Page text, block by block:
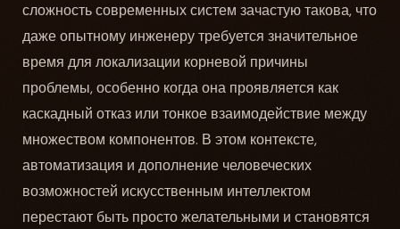
сложность современных систем зачастую такова, что
даже опытному инженеру требуется значительное
время для локализации корневой причины
проблемы, особенно когда она проявляется как
каскадный отказ или тонкое взаимодействие между
множеством компонентов. В этом контексте,
автоматизация и дополнение человеческих
возможностей искусственным интеллектом
перестают быть просто желательными и становятся